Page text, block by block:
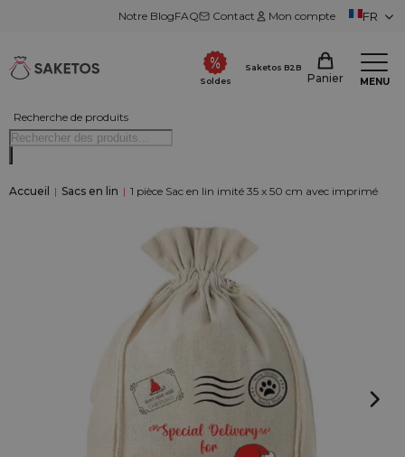
Notre BlogFAQ Contact Mon compte FR
Recherche de produits
Soldes
Saketos B2B
Panier MENU
Accueil | Sacs en lin | 1 pièce Sac en lin imité 35 x 50 cm avec imprimé